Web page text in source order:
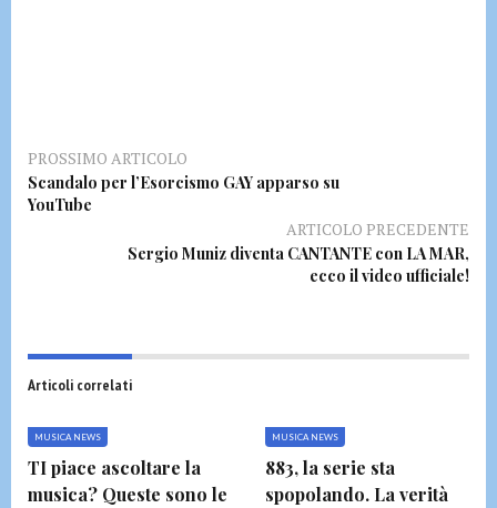
PROSSIMO ARTICOLO
Scandalo per l’Esorcismo GAY apparso su
YouTube
ARTICOLO PRECEDENTE
Sergio Muniz diventa CANTANTE con LA MAR,
ecco il video ufficiale!
Articoli correlati
MUSICA NEWS
TI piace ascoltare la
musica? Queste sono le
MUSICA NEWS
883, la serie sta
spopolando. La verità